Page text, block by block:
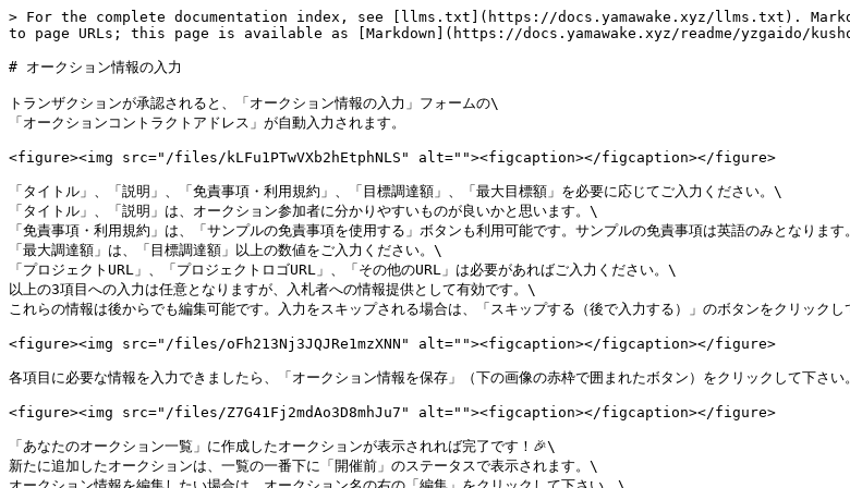
> For the complete documentation index, see [llms.txt](https://docs.yamawake.xyz/llms.txt).
to page URLs; this page is available as [Markdown](https://docs.yamawake.xyz/readme/yzgaido/
# オークション情報の入力
トランザクションが承認されると、「オークション情報の入力」フォームの\
「オークションコントラクトアドレス」が自動入力されます。
<figure><img src="/files/kLFu1PTwVXb2hEtphNLS" alt=""><figcaption></figcaption></figure>
「タイトル」、「説明」、「免責事項・利用規約」、「目標調達額」、「最大目標額」を必要に応じてご入力ください。\
「タイトル」、「説明」は、オークション参加者に分かりやすいものが良いかと思います。\
「免責事項・利用規約」は、「サンプルの免責事項を使用する」ボタンも利用可能です。サンプルの免責事項は英語のみとなりま
「最大調達額」は、「目標調達額」以上の数値をご入力ください。\
「プロジェクトURL」、「プロジェクトロゴURL」、「その他のURL」は必要があればご入力ください。\
以上の3項目への入力は任意となりますが、入札者への情報提供として有効です。\
これらの情報は後からでも編集可能です。入力をスキップされる場合は、「スキップする（後で入力する）」のボタンをクリックし
<figure><img src="/files/oFh213Nj3JQJRe1mzXNN" alt=""><figcaption></figcaption></figure>
各項目に必要な情報を入力できましたら、「オークション情報を保存」（下の画像の赤枠で囲まれたボタン）をクリックして下さい。
<figure><img src="/files/Z7G41Fj2mdAo3D8mhJu7" alt=""><figcaption></figcaption></figure>
「あなたのオークション一覧」に作成したオークションが表示されれば完了です！🎉\
新たに追加したオークションは、一覧の一番下に「開催前」のステータスで表示されます。\